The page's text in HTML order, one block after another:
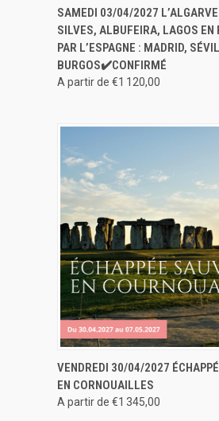
APERÇU RAPIDE
SAMEDI 03/04/2027
SILVES, ALBUFEIRA, LAGOS EN
PAR L’ESPAGNE : MADRID,
BURGOS✔️CONFIRMÉ
A partir de €1 120,00
APERÇU RAPIDE
VENDREDI 30/04/2027
EN CORNOUAILLES
A partir de €1 345,00